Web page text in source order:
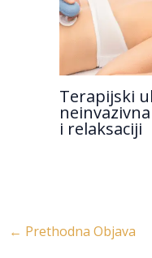
Terapijski
i relaksaciji
← Prethodna Objava